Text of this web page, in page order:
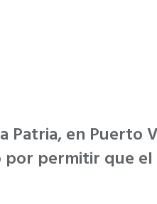
Patria, en Puerto
permitir que